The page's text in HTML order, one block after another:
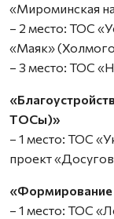
«Мироминская
– 2 место: ТОС
«Маяк»
– 3 место: ТОС
ТОСы)»
– 1 место: ТОС
проект
– 1 место: ТОС